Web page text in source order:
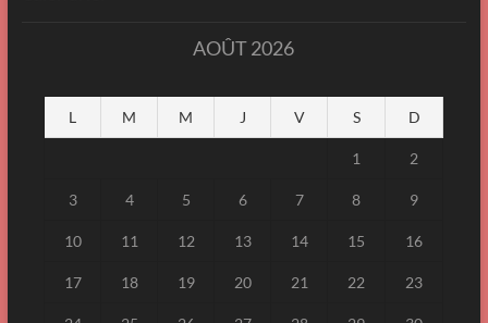
AOÛT 2026
L M M J V S D
1 2
3 4 5 6 7 8 9
10 11 12 13 14 15 16
17 18 19 20 21 22 23